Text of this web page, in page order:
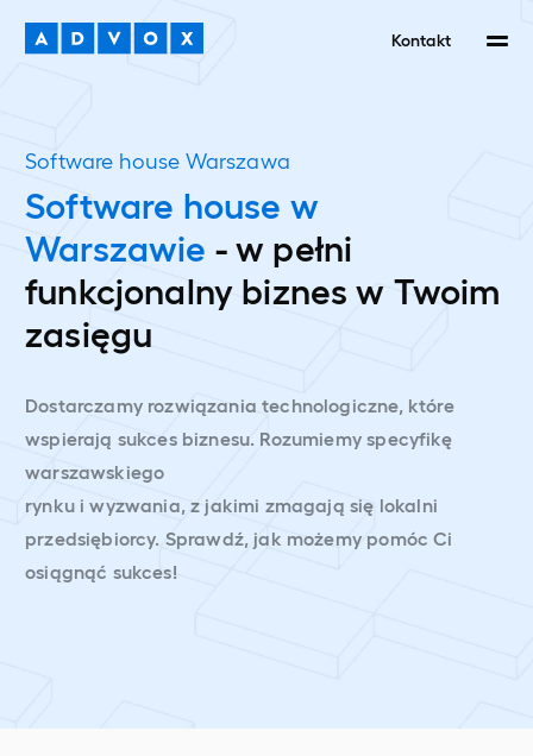
Kontakt
Software house Warszawa
Software house w
Warszawie - w pełni
funkcjonalny biznes w Twoim
zasięgu
Dostarczamy rozwiązania technologiczne, które
wspierają sukces biznesu. Rozumiemy specyfikę
warszawskiego
rynku i wyzwania, z jakimi zmagają się lokalni
przedsiębiorcy. Sprawdź, jak możemy pomóc Ci
osiągnąć sukces!